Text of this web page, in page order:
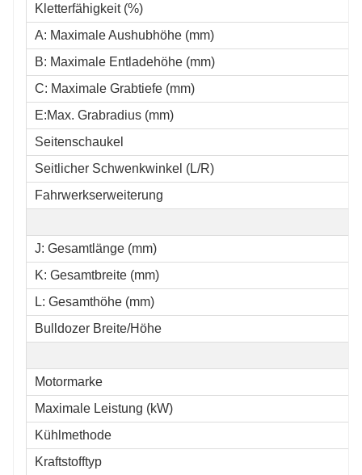
Kletterfähigkeit (%)
A: Maximale Aushubhöhe (mm)
B: Maximale Entladehöhe (mm)
C: Maximale Grabtiefe (mm)
E:Max. Grabradius (mm)
Seitenschaukel
Seitlicher Schwenkwinkel (L/R)
Fahrwerkserweiterung
J: Gesamtlänge (mm)
K: Gesamtbreite (mm)
L: Gesamthöhe (mm)
Bulldozer Breite/Höhe
Motormarke
Maximale Leistung (kW)
Kühlmethode
Kraftstofftyp